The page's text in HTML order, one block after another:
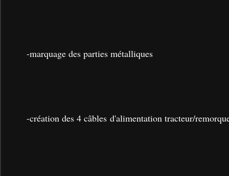
-marquage des parties métalliques
-création des 4 câbles d'alimentation tracteur/